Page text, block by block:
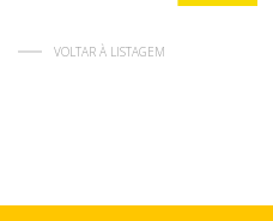
VOLTAR À LISTAGEM